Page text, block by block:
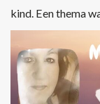
kind. Een thema